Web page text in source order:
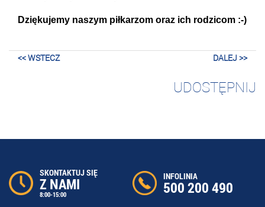
Dziękujemy naszym piłkarzom oraz ich rodzicom :-)
<< WSTECZ DALEJ >>
UDOSTĘPNIJ
SKONTAKTUJ SIĘ
Z NAMI
8:00-15:00
INFOLINIA
500 200 490